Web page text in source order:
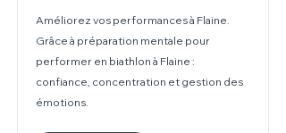
Améliorez vos performances à Flaine.
Grâce à préparation mentale pour
performer en biathlon à Flaine :
confiance, concentration et gestion des
émotions.